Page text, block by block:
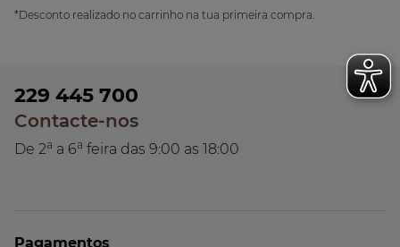
*Desconto realizado no carrinho na tua primeira compra.
229 445 700
Contacte-nos
De 2a a 6a feira das 9:00 as 18:00
Pagamentos